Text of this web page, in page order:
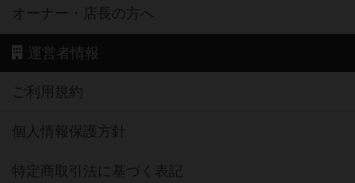
オーナー・店長の方へ
運営者情報
ご利用規約
個人情報保護方針
特定商取引法に基づく表記